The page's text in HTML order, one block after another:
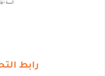
رابط